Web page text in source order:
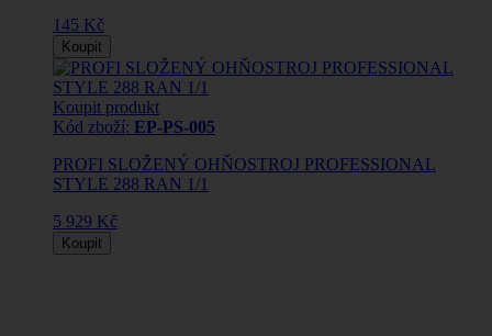
145 Kč
Koupit
Koupit produkt
Kód zboží: EP-PS-005
PROFI SLOŽENÝ OHŇOSTROJ PROFESSIONAL
STYLE 288 RAN 1/1
5 929 Kč
Koupit